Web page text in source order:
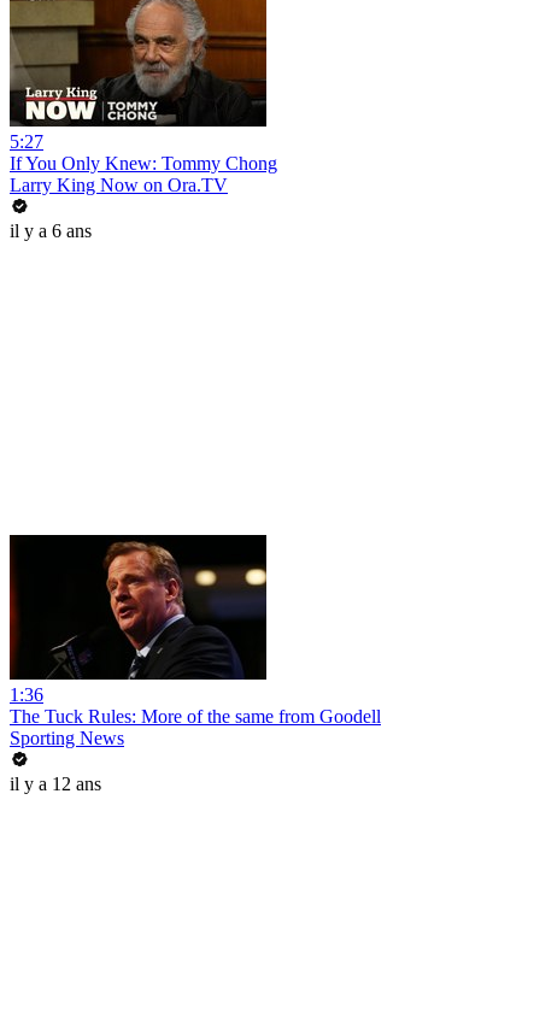
5:27
If You Only Knew: Tommy Chong
Larry King Now on Ora.TV
il y a 6 ans
1:36
The Tuck Rules: More of the same from Goodell
Sporting News
il y a 12 ans